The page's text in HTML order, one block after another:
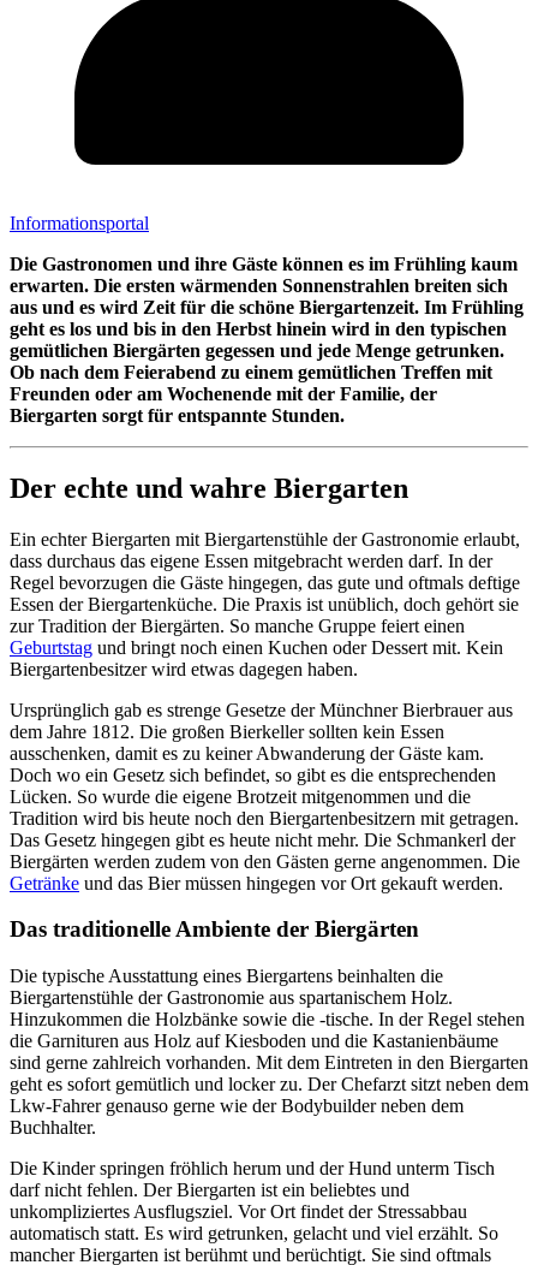
Informationsportal
Die Gastronomen und ihre Gäste können es im Frühling kaum
erwarten. Die ersten wärmenden Sonnenstrahlen breiten sich
aus und es wird Zeit für die schöne Biergartenzeit. Im Frühling
geht es los und bis in den Herbst hinein wird in den typischen
gemütlichen Biergärten gegessen und jede Menge getrunken.
Ob nach dem Feierabend zu einem gemütlichen Treffen mit
Freunden oder am Wochenende mit der Familie, der
Biergarten sorgt für entspannte Stunden.
Der echte und wahre Biergarten
Ein echter Biergarten mit Biergartenstühle der Gastronomie erlaubt,
dass durchaus das eigene Essen mitgebracht werden darf. In der
Regel bevorzugen die Gäste hingegen, das gute und oftmals deftige
Essen der Biergartenküche. Die Praxis ist unüblich, doch gehört sie
zur Tradition der Biergärten. So manche Gruppe feiert einen
Geburtstag und bringt noch einen Kuchen oder Dessert mit. Kein
Biergartenbesitzer wird etwas dagegen haben.
Ursprünglich gab es strenge Gesetze der Münchner Bierbrauer aus
dem Jahre 1812. Die großen Bierkeller sollten kein Essen
ausschenken, damit es zu keiner Abwanderung der Gäste kam.
Doch wo ein Gesetz sich befindet, so gibt es die entsprechenden
Lücken. So wurde die eigene Brotzeit mitgenommen und die
Tradition wird bis heute noch den Biergartenbesitzern mit getragen.
Das Gesetz hingegen gibt es heute nicht mehr. Die Schmankerl der
Biergärten werden zudem von den Gästen gerne angenommen. Die
Getränke und das Bier müssen hingegen vor Ort gekauft werden.
Das traditionelle Ambiente der Biergärten
Die typische Ausstattung eines Biergartens beinhalten die
Biergartenstühle der Gastronomie aus spartanischem Holz.
Hinzukommen die Holzbänke sowie die -tische. In der Regel stehen
die Garnituren aus Holz auf Kiesboden und die Kastanienbäume
sind gerne zahlreich vorhanden. Mit dem Eintreten in den Biergarten
geht es sofort gemütlich und locker zu. Der Chefarzt sitzt neben dem
Lkw-Fahrer genauso gerne wie der Bodybuilder neben dem
Buchhalter.
Die Kinder springen fröhlich herum und der Hund unterm Tisch
darf nicht fehlen. Der Biergarten ist ein beliebtes und
unkompliziertes Ausflugsziel. Vor Ort findet der Stressabbau
automatisch statt. Es wird getrunken, gelacht und viel erzählt. So
mancher Biergarten ist berühmt und berüchtigt. Sie sind oftmals